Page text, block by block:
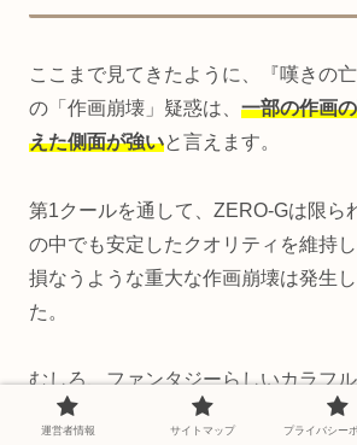
ここまで見てきたように、『嘆きの
の「作画崩壊」疑惑は、 一部の作画
えた側面が強いと言えます。
第1クールを通して、ZERO-Gは限ら
の中でも安定したクオリティを維持
損なうような重大な作画崩壊は発生
た。
むしろ、ファンタジーらしいカラフ
クターの表情豊かな演出が評価されて
運営者情報 サイトマップ プライバシー